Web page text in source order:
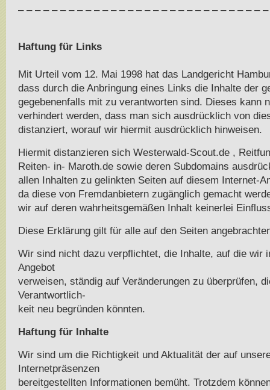
– – – – – – – – – – – – – – – – – – – – – – – – – – – – –
Haftung für Links
Mit Urteil vom 12. Mai 1998 hat das Landgericht
dass durch die Anbringung eines Links die Inhalte der
gegebenenfalls mit zu verantworten sind. Dieses kann
verhindert werden, dass man sich ausdrücklich von
distanziert, worauf wir hiermit ausdrücklich hinweisen.
Hiermit distanzieren sich Westerwald-Scout.de ,
Reiten- in- Maroth.de sowie deren Subdomains
allen Inhalten zu gelinkten Seiten auf diesem Internet-
da diese von Fremdanbietern zugänglich gemacht
wir auf deren wahrheitsgemäßen Inhalt keinerlei
Diese Erklärung gilt für alle auf den Seiten
Wir sind nicht dazu verpflichtet, die Inhalte, auf die wir
Angebot
verweisen, ständig auf Veränderungen zu überprüfen,
Verantwortlich-
keit neu begründen könnten.
Haftung für Inhalte
Wir sind um die Richtigkeit und Aktualität der auf
Internetpräsenzen
bereitgestellten Informationen bemüht. Trotzdem